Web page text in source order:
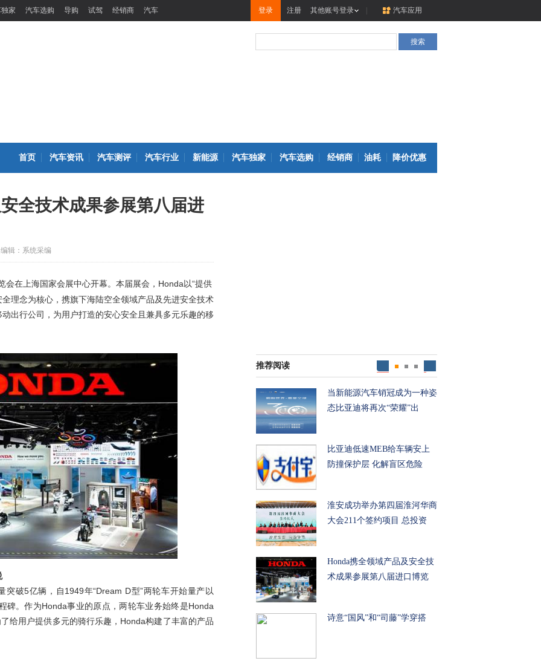
家 汽车选购 导购 试驾 经销商 汽车 汽车应用
登录 注册 其他账号登录
首页 汽车资讯 汽车测评 汽车行业 新能源 汽车独家 汽车选购 经销商 油耗 降价优惠
全技术成果参展第八届进
编辑：系统采编
会在上海国家会展中心开幕。本届展会，Honda以“提供
理念为核心，携旗下海陆空全领域产品及先进安全技术
出行公司，为用户打造的安心安全且兼具多元乐趣的移
破5亿辆，自1949年“Dream D型”两轮车开始量产以
碑。作为Honda事业的原点，两轮车业务始终是Honda
给用户提供多元的骑行乐趣，Honda构建了丰富的产品
推荐阅读
当新能源汽车销冠成为一种姿
态比亚迪将再次“荣耀”出
比亚迪低速MEB给车辆安上
防撞保护层 化解盲区危险
淮安成功举办第四届淮河华商
大会211个签约项目 总投资
Honda携全领域产品及安全技
术成果参展第八届进口博览
诗意“国风”和“司藤”学穿搭